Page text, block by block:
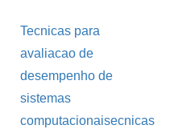
Tecnicas para
avaliacao de
desempenho de
sistemas
computacionaisecnicas